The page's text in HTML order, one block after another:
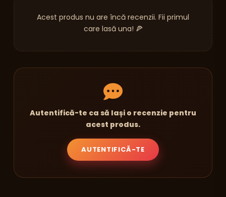
Acest produs nu are încă recenzii. Fii primul
care lasă una! 🍕
Autentifică-te ca să lași o recenzie pentru
acest produs.
AUTENTIFICĂ-TE